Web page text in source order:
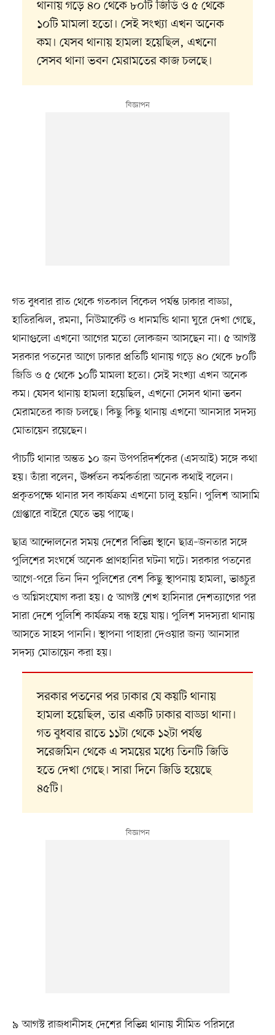
থানায় গড়ে ৪০ থেকে ৮০টি জিডি ও ৫ থেকে
১০টি মামলা হতো। সেই সংখ্যা এখন অনেক
কম। যেসব থানায় হামলা হয়েছিল, এখনো
সেসব থানা ভবন মেরামতের কাজ চলছে।
গত বুধবার রাত থেকে গতকাল বিকেল পর্যন্ত ঢাকার বাড্ডা,
হাতিরঝিল, রমনা, নিউমার্কেট ও ধানমন্ডি থানা ঘুরে দেখা গেছে,
থানাগুলো এখনো আগের মতো লোকজন আসছেন না। ৫ আগস্ট
সরকার পতনের আগে ঢাকার প্রতিটি থানায় গড়ে ৪০ থেকে ৮০টি
জিডি ও ৫ থেকে ১০টি মামলা হতো। সেই সংখ্যা এখন অনেক
কম। যেসব থানায় হামলা হয়েছিল, এখনো সেসব থানা ভবন
মেরামতের কাজ চলছে। কিছু কিছু থানায় এখনো আনসার সদস্য
মোতায়েন রয়েছেন।
পাঁচটি থানার অন্তত ১০ জন উপপরিদর্শকের (এসআই) সঙ্গে কথা
হয়। তাঁরা বলেন, ঊর্ধ্বতন কর্মকর্তারা অনেক কথাই বলেন।
প্রকৃতপক্ষে থানার সব কার্যক্রম এখনো চালু হয়নি। পুলিশ আসামি
গ্রেপ্তারে বাইরে যেতে ভয় পাচ্ছে।
ছাত্র আন্দোলনের সময় দেশের বিভিন্ন স্থানে ছাত্র–জনতার সঙ্গে
পুলিশের সংঘর্ষে অনেক প্রাণহানির ঘটনা ঘটে। সরকার পতনের
আগে-পরে তিন দিন পুলিশের বেশ কিছু স্থাপনায় হামলা, ভাঙচুর
ও অগ্নিসংযোগ করা হয়। ৫ আগস্ট শেখ হাসিনার দেশত্যাগের পর
সারা দেশে পুলিশি কার্যক্রম বন্ধ হয়ে যায়। পুলিশ সদস্যরা থানায়
আসতে সাহস পাননি। স্থাপনা পাহারা দেওয়ার জন্য আনসার
সদস্য মোতায়েন করা হয়।
সরকার পতনের পর ঢাকার যে কয়টি থানায়
হামলা হয়েছিল, তার একটি ঢাকার বাড্ডা থানা।
গত বুধবার রাতে ১১টা থেকে ১২টা পর্যন্ত
সরেজমিন থেকে এ সময়ের মধ্যে তিনটি জিডি
হতে দেখা গেছে। সারা দিনে জিডি হয়েছে
৪৫টি।
৯ আগস্ট রাজধানীসহ দেশের বিভিন্ন থানায় সীমিত পরিসরে